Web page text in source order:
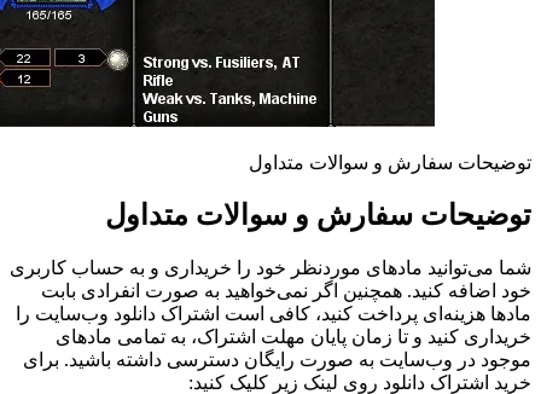
توضیحات سفارش و سوالات متداول
توضیحات سفارش و سوالات متداول
شما می‌توانید مادهای موردنظر خود را خریداری و به حساب کاربری
خود اضافه کنید. همچنین اگر نمی‌خواهید به صورت انفرادی بابت
مادها هزینه‌ای پرداخت کنید، کافی است اشتراک دانلود وب‌سایت را
خریداری کنید و تا زمان پایان مهلت اشتراک، به تمامی مادهای
موجود در وب‌سایت به صورت رایگان دسترسی داشته باشید. برای
خرید اشتراک دانلود روی لینک زیر کلیک کنید: